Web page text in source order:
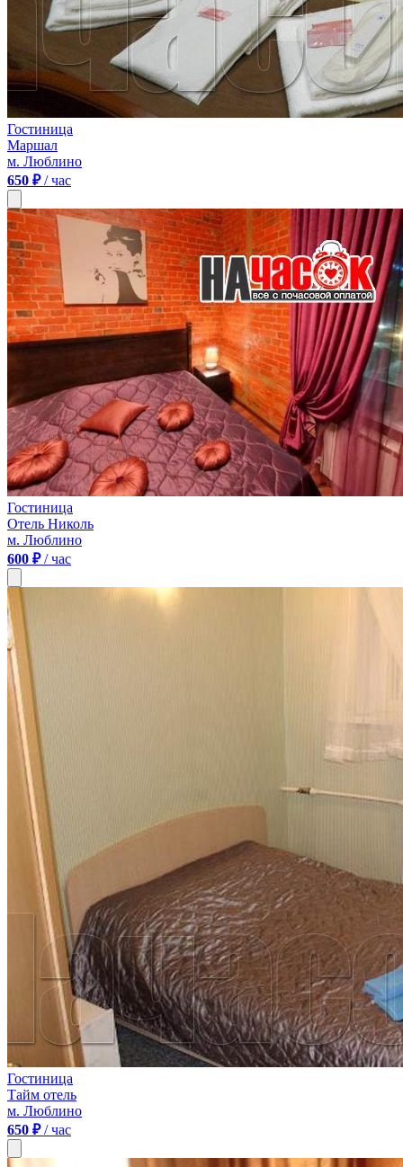
Гостиница
Маршал
м. Люблино
650 ₽/ час
Гостиница
Отель Николь
м. Люблино
600 ₽/ час
Гостиница
Тайм отель
м. Люблино
650 ₽/ час